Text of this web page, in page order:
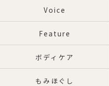
Voice
Feature
ボディケア
もみほぐし